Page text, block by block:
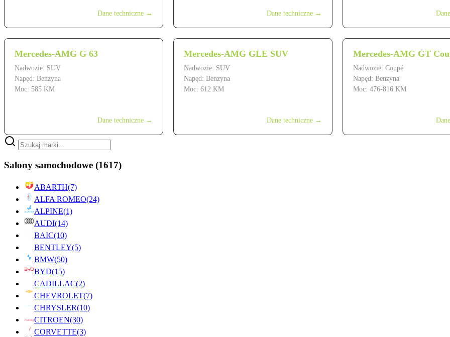
Dane techniczne → Dane techniczne →
Mercedes-AMG G 63
Nadwozie: SUV
Napęd: Benzyna
Moc: 585 KM
Dane techniczne →
Mercedes-AMG GLE SUV
Nadwozie: SUV
Napęd: Benzyna
Moc: 612 KM
Dane techniczne →
Mercedes-AMG GT
Nadwozie: Coupé
Napęd: Benzyna
Moc: 476-816 KM
Salony samochodowe (1617)
ABARTH(7)
ALFA ROMEO(24)
ALPINE(1)
AUDI(14)
BAIC(10)
BENTLEY(5)
BMW(50)
BYD(15)
CADILLAC(2)
CHEVROLET(7)
CHRYSLER(10)
CITROEN(30)
CORVETTE(3)